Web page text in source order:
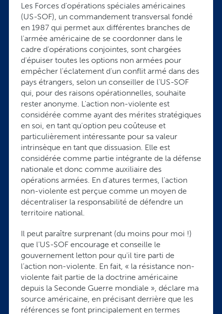
Les Forces d'opérations spéciales américaines
(US-SOF), un commandement transversal fondé
en 1987 qui permet aux différentes branches de
l'armée américaine de se coordonner dans le
cadre d'opérations conjointes, sont chargées
d'épuiser toutes les options non armées pour
empêcher l'éclatement d'un conflit armé dans des
pays étrangers, selon un conseiller de l’US-SOF
qui, pour des raisons opérationnelles, souhaite
rester anonyme. L'action non-violente est
considérée comme ayant des mérites stratégiques
en soi, en tant qu'option peu coûteuse et
particulièrement intéressante pour sa valeur
intrinsèque en tant que dissuasion. Elle est
considérée comme partie intégrante de la défense
nationale et donc comme auxiliaire des
opérations armées. En d'atures termes, l’action
non-violente est perçue comme un moyen de
décentraliser la responsabilité de défendre un
territoire national.
Il peut paraître surprenant (du moins pour moi !)
que l’US-SOF encourage et conseille le
gouvernement letton pour qu'il tire parti de
l’action non-violente. En fait, « la résistance non-
violente fait partie de la doctrine américaine
depuis la Seconde Guerre mondiale », déclare ma
source américaine, en précisant derrière que les
références se font principalement en termes